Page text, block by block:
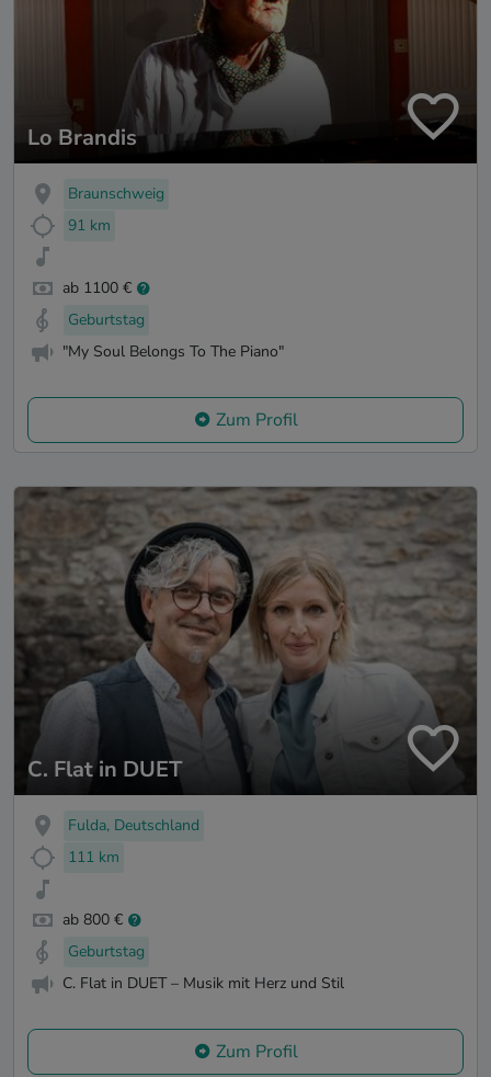
Lo Brandis
Braunschweig
91 km
ab 1100 €
Geburtstag
"My Soul Belongs To The Piano"
Zum Profil
C. Flat in DUET
Fulda, Deutschland
111 km
ab 800 €
Geburtstag
C. Flat in DUET – Musik mit Herz und Stil
Zum Profil